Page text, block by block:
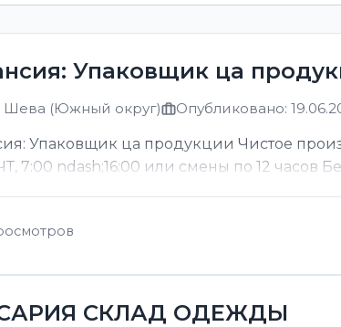
Упаковщик ца
Шева (Южный округ) Опубликовано:
Упаковщик ца продукции Чистое
7:00 ndash;16:00 или смены по 12 часов
СКЛАД ОДЕЖДЫ